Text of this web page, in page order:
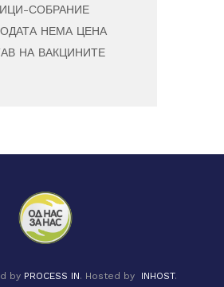
СОБРАНИЕ
НЕМА ЦЕНА
НА ВАКЦИНИТЕ
by PROCESS IN. Hosted by INHOST.